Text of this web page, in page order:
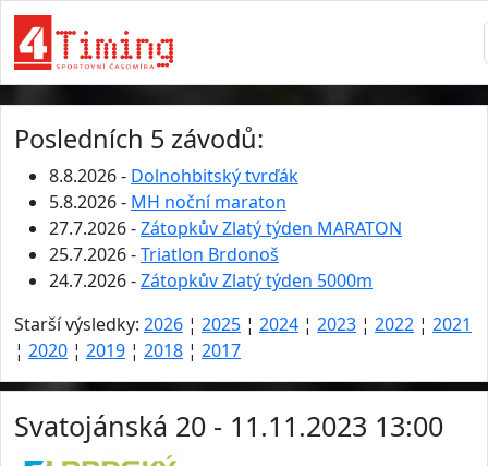
Posledních 5 závodů:
8.8.2026 - Dolnohbitský tvrďák
5.8.2026 - MH noční maraton
27.7.2026 -Zátopkův Zlatý týden MARATON
25.7.2026 -Triatlon Brdonoš
24.7.2026 -Zátopkův Zlatý týden 5000m
Starší výsledky: 2026 ¦ 2025 ¦ 2024 ¦ 2023 ¦ 2022 ¦ 2021
¦ 2020 ¦ 2019 ¦ 2018 ¦ 2017
Svatojánská 20 - 11.11.2023 13:00